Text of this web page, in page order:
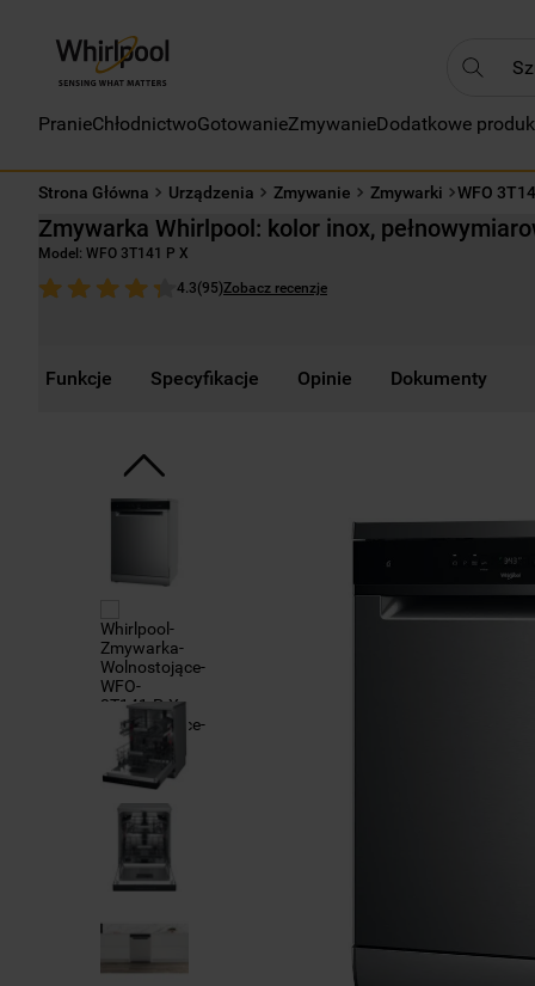
PranieChłodnictwoGotowanieZmywanieDodatkowe
Strona Główna Urządzenia Zmywanie Zmywarki WFO
Zmywarka Whirlpool: kolor inox,
Model: WFO 3T141 P X
4.3(95)Zobacz recenzje
Funkcje Specyfikacje Opinie Dokumenty
2.
3.
10.